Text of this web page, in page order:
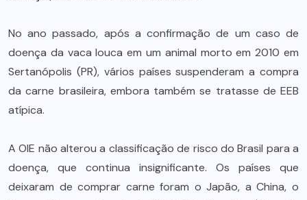
No ano passado, após a confirmação de um caso de
doença da vaca louca em um animal morto em 2010 em
Sertanópolis (PR), vários países suspenderam a compra
da carne brasileira, embora também se tratasse de EEB
atípica.
A OIE não alterou a classificação de risco do Brasil para a
doença, que continua insignificante. Os países que
deixaram de comprar carne foram o Japão, a China, o